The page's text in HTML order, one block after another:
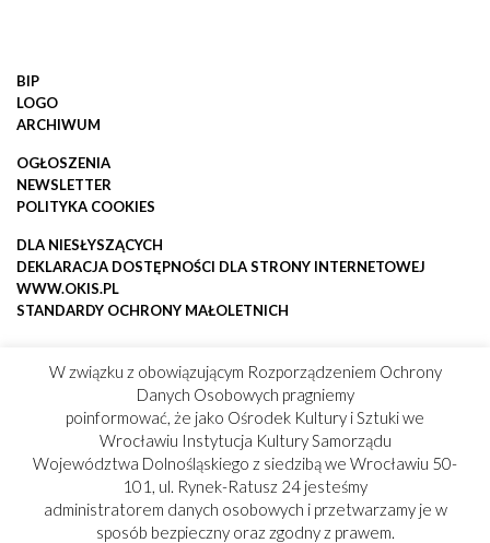
BIP
LOGO
ARCHIWUM
OGŁOSZENIA
NEWSLETTER
POLITYKA COOKIES
DLA NIESŁYSZĄCYCH
DEKLARACJA DOSTĘPNOŚCI DLA STRONY INTERNETOWEJ
WWW.OKIS.PL
STANDARDY OCHRONY MAŁOLETNICH
W związku z obowiązującym Rozporządzeniem Ochrony
Danych Osobowych pragniemy
poinformować, że jako Ośrodek Kultury i Sztuki we
Wrocławiu Instytucja Kultury Samorządu
Województwa Dolnośląskiego z siedzibą we Wrocławiu 50-
101, ul. Rynek-Ratusz 24 jesteśmy
administratorem danych osobowych i przetwarzamy je w
sposób bezpieczny oraz zgodny z prawem.